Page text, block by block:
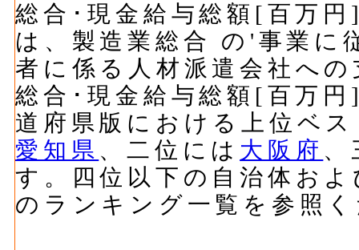
総合･現金給与総額[百万
は、製造業総合 の'事業に
者に係る人材派遣会社へ
総合･現金給与総額[百万
道府県版における上位ベ
愛知県 、二位には 大阪府 、
す。四位以下の自治体お
のランキング一覧を参照